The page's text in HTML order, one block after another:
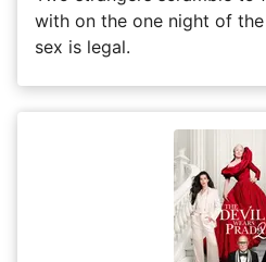
with on the one night of
sex is legal.